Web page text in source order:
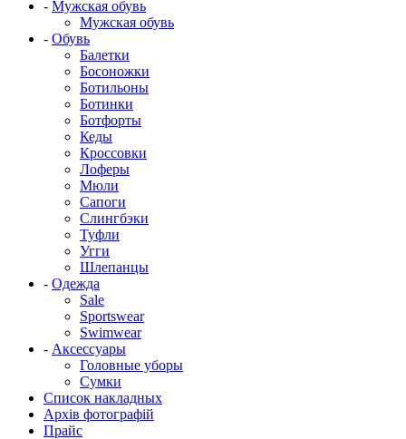
- Мужская обувь
Мужская обувь
- Обувь
Балетки
Босоножки
Ботильоны
Ботинки
Ботфорты
Кеды
Кроссовки
Лоферы
Мюли
Сапоги
Слингбэки
Туфли
Угги
Шлепанцы
- Одежда
Sale
Sportswear
Swimwear
- Аксессуары
Головные уборы
Сумки
Список накладных
Архів фотографій
Прайс